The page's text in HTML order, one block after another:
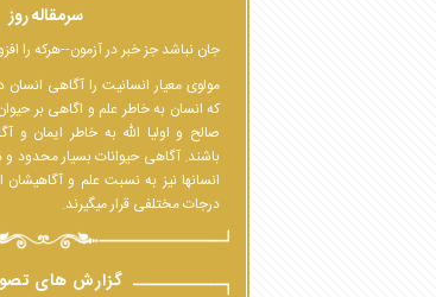
سرمقاله روز
جان نباشد جز خبر در آزمون--هرکه را
مولوی معیار انسانیت را آگاهی
که انسان به خاطر علم و اگاهی بر
صالح و اولیا الله به خاطر ایمان و
باشند. آگاهی حیوانات بسیار محدود
انسانها نیز به نسبت علم و آگاهیشان
درجات مختلفی قرار میگیرند.
گزارش های